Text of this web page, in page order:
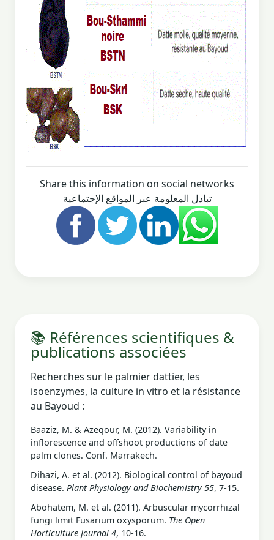
Share this information on social networks
تبادل المعلومة عبر المواقع الإجتماعية
📚 Références scientifiques &
publications associées
Recherches sur le palmier dattier, les
isoenzymes, la culture in vitro et la résistance
au Bayoud :
Baaziz, M. & Azeqour, M. (2012). Variability in
inflorescence and offshoot productions of date
palm clones. Conf. Marrakech.
Dihazi, A. et al. (2012). Biological control of bayoud
disease. Plant Physiology and Biochemistry 55, 7-15.
Abohatem, M. et al. (2011). Arbuscular mycorrhizal
fungi limit Fusarium oxysporum. The Open
Horticulture Journal 4, 10-16.